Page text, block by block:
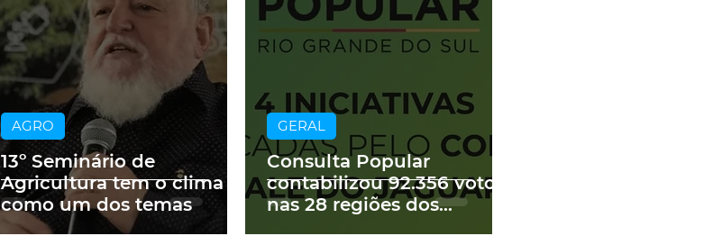
13º Seminário de
Agricultura tem o clima
como um dos temas
AGRO
Consulta Popular
contabilizou 92.356 votos
nas 28 regiões dos
GERAL